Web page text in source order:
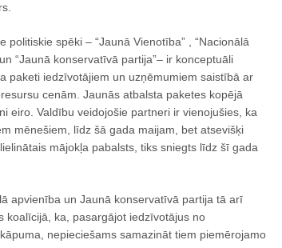
politiskie spēki – “Jaunā Vienotība” , “Nacionālā
“Jaunā konservatīvā partija”– ir konceptuāli
paketi iedzīvotājiem un uzņēmumiem saistībā ar
cenām. Jaunās atbalsta paketes kopējā
eiro. Valdību veidojošie partneri ir vienojušies, ka
mēnešiem, līdz šā gada maijam, bet atsevišķi
mājokļa pabalsts, tiks sniegts līdz šī gada
apvienība un Jaunā konservatīvā partija tā arī
koalīcijā, ka, pasargājot iedzīvotājus no
nepieciešams samazināt tiem piemērojamo